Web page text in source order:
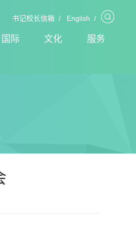
书记校长信箱 / English /
国际 文化 服务